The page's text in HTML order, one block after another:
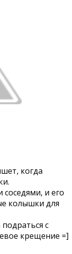
когда
и его
колышки для
с
крещение =]